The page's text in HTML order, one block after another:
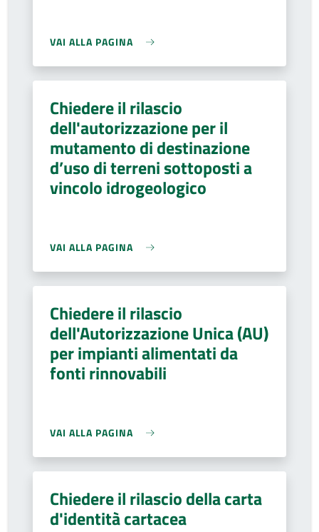
VAI ALLA PAGINA
Chiedere il rilascio
dell'autorizzazione per il
mutamento di destinazione
d’uso di terreni sottoposti a
vincolo idrogeologico
VAI ALLA PAGINA
Chiedere il rilascio
dell'Autorizzazione Unica (AU)
per impianti alimentati da
fonti rinnovabili
VAI ALLA PAGINA
Chiedere il rilascio della carta
d'identità cartacea